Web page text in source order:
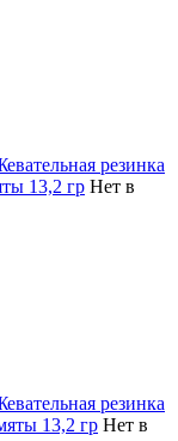
резинка
13,2 гр Нет в
резинка
13,2 гр Нет в